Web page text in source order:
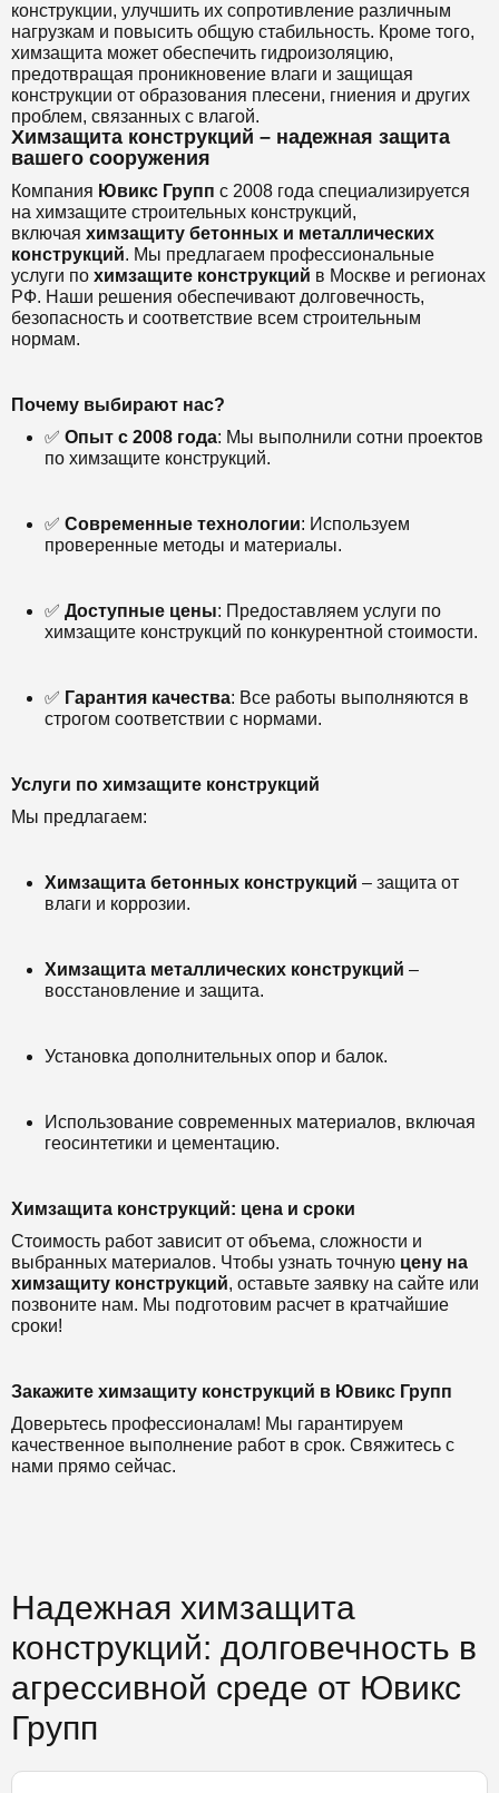
конструкции, улучшить их сопротивление различным
нагрузкам и повысить общую стабильность. Кроме того,
химзащита может обеспечить гидроизоляцию,
предотвращая проникновение влаги и защищая
конструкции от образования плесени, гниения и других
проблем, связанных с влагой.
Химзащита конструкций – надежная защита
вашего сооружения
Компания Ювикс Групп с 2008 года специализируется
на химзащите строительных конструкций,
включая химзащиту бетонных и металлических
конструкций. Мы предлагаем профессиональные
услуги по химзащите конструкций в Москве и регионах
РФ. Наши решения обеспечивают долговечность,
безопасность и соответствие всем строительным
нормам.
Почему выбирают нас?
✅ Опыт с 2008 года: Мы выполнили сотни проектов
по химзащите конструкций.
✅ Современные технологии: Используем
проверенные методы и материалы.
✅ Доступные цены: Предоставляем услуги по
химзащите конструкций по конкурентной стоимости.
✅ Гарантия качества: Все работы выполняются в
строгом соответствии с нормами.
Услуги по химзащите конструкций
Мы предлагаем:
Химзащита бетонных конструкций – защита от
влаги и коррозии.
Химзащита металлических конструкций –
восстановление и защита.
Установка дополнительных опор и балок.
Использование современных материалов, включая
геосинтетики и цементацию.
Химзащита конструкций: цена и сроки
Стоимость работ зависит от объема, сложности и
выбранных материалов. Чтобы узнать точную цену на
химзащиту конструкций, оставьте заявку на сайте или
позвоните нам. Мы подготовим расчет в кратчайшие
сроки!
Закажите химзащиту конструкций в Ювикс Групп
Доверьтесь профессионалам! Мы гарантируем
качественное выполнение работ в срок. Свяжитесь с
нами прямо сейчас.
Надежная химзащита
конструкций: долговечность в
агрессивной среде от Ювикс
Групп